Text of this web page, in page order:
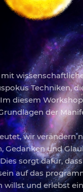
Techniken,
diesem
der
wir verändern
Gedanken und
sorgt dafür,
auf das
willst und erlebst